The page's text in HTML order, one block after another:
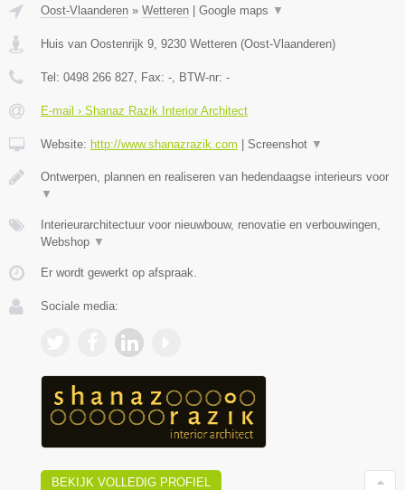
Oost-Vlaanderen » Wetteren Google maps ▼
Huis van Oostenrijk 9, 9230 Wetteren (Oost-Vlaanderen)
Tel: 0498 266 827, Fax: -, BTW-nr: -
E-mail › Shanaz Razik Interior Architect
Website: http://www.shanazrazik.com Screenshot ▼
Ontwerpen, plannen en realiseren van hedendaagse interieurs voor
▼
Interieurarchitectuur voor nieuwbouw, renovatie en verbouwingen,
Webshop ▼
Er wordt gewerkt op afspraak.
Sociale media:
BEKIJK VOLLEDIG PROFIEL